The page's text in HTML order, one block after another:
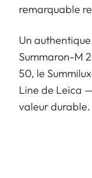
remarquable
Un
Summaron-M
50, le
Line de Leica
valeur durable.